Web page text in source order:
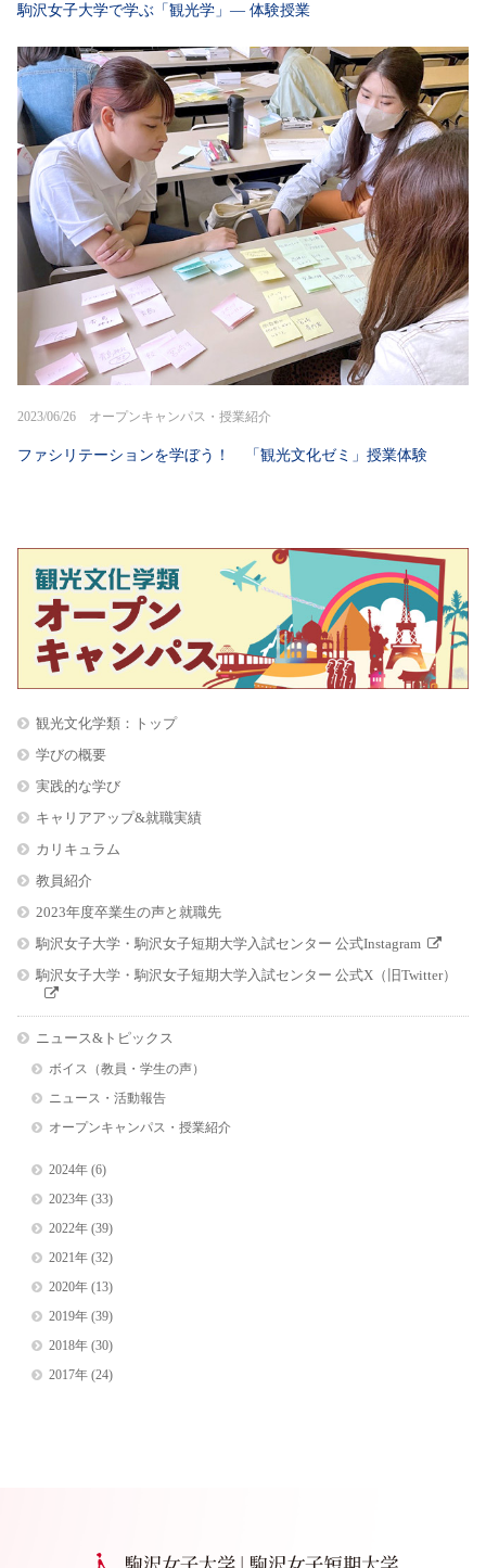
駒沢女子大学で学ぶ「観光学」― 体験授業
2023/06/26 オープンキャンパス・授業紹介
ファシリテーションを学ぼう！ 「観光文化ゼミ」授業体験
観光文化学類：トップ
学びの概要
実践的な学び
キャリアアップ&就職実績
カリキュラム
教員紹介
2023年度卒業生の声と就職先
駒沢女子大学・駒沢女子短期大学入試センター 公式Instagram
駒沢女子大学・駒沢女子短期大学入試センター 公式X（旧Twitter）
ニュース&トピックス
ボイス（教員・学生の声）
ニュース・活動報告
オープンキャンパス・授業紹介
2024年(6)
2023年(33)
2022年(39)
2021年(32)
2020年(13)
2019年(39)
2018年(30)
2017年(24)